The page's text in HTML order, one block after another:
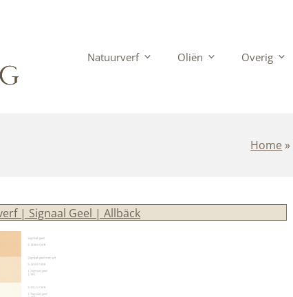
Natuurverf Oliën Overig
Home »